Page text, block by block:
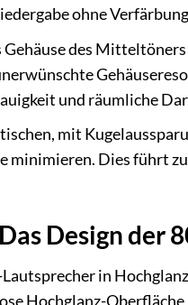
ohne
Gehäuse des
und räumliche
mit
Dies führt
Design der
in